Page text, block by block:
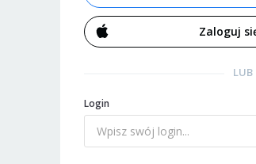
Zaloguj
LUB
Login